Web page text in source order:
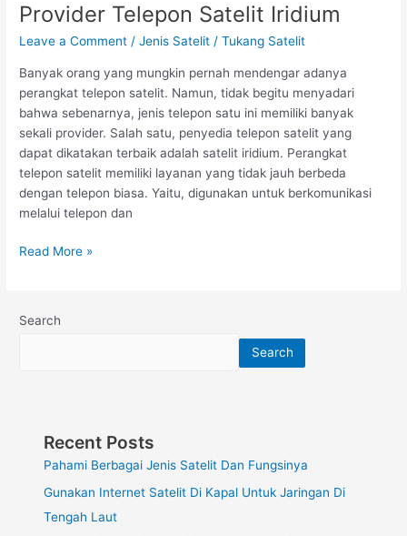
Provider Telepon Satelit Iridium
Leave a Comment /Jenis Satelit /Tukang Satelit
Banyak orang yang mungkin pernah mendengar adanya
perangkat telepon satelit. Namun, tidak begitu menyadari
bahwa sebenarnya, jenis telepon satu ini memiliki banyak
sekali provider. Salah satu, penyedia telepon satelit yang
dapat dikatakan terbaik adalah satelit iridium. Perangkat
telepon satelit memiliki layanan yang tidak jauh berbeda
dengan telepon biasa. Yaitu, digunakan untuk berkomunikasi
melalui telepon dan
Satelit
Read More »
Search
Search
Recent Posts
Pahami Berbagai Jenis Satelit Dan Fungsinya
Gunakan Internet Satelit Di Kapal Untuk Jaringan Di
Tengah Laut